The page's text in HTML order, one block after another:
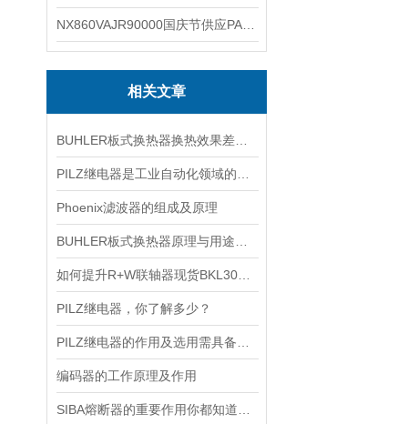
相关文章
Phoenix滤波器的组成及原理
PILZ继电器，你了解多少？
编码器的工作原理及作用